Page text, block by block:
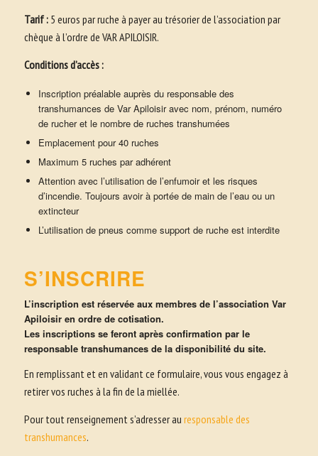
Tarif :5 euros par ruche à payer au trésorier de l’association par
chèque à l’ordre de VAR APILOISIR.
Conditions d’accès :
Inscription préalable auprès du responsable des
transhumances de Var Apiloisir avec nom, prénom, numéro
de rucher et le nombre de ruches transhumées
Emplacement pour 40 ruches
Maximum 5 ruches par adhérent
Attention avec l’utilisation de l’enfumoir et les risques
d’incendie. Toujours avoir à portée de main de l’eau ou un
extincteur
L’utilisation de pneus comme support de ruche est interdite
S’INSCRIRE
L’inscription est réservée aux membres de l’association Var
Apiloisir en ordre de cotisation.
Les inscriptions se feront après confirmation par le
responsable transhumances de la disponibilité du site.
En remplissant et en validant ce formulaire, vous vous engagez à
retirer vos ruches à la fin de la miellée.
Pour tout renseignement s’adresser au responsable des
transhumances.